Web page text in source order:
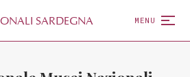
SARDEGNA MENU